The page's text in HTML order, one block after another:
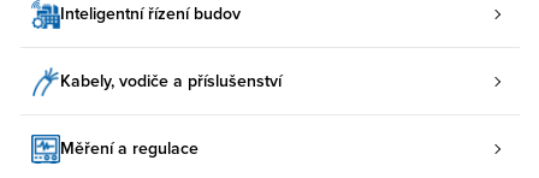
Inteligentní řízení budov
Kabely, vodiče a příslušenství
Měření a regulace